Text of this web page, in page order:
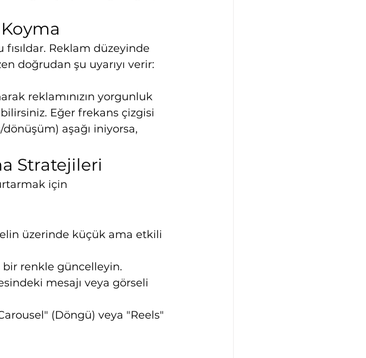
Reklam düzeyinde
doğrudan şu uyarıyı verir:
reklamınızın yorgunluk
Eğer frekans çizgisi
aşağı iniyorsa,
Stratejileri
için
üzerinde küçük ama etkili
bir renkle güncelleyin.
mesajı veya görseli
(Döngü) veya "Reels"